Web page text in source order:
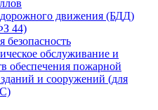
дорожного движения (БДД)
44)
безопасность
обслуживание и
обеспечения пожарной
зданий и сооружений (для